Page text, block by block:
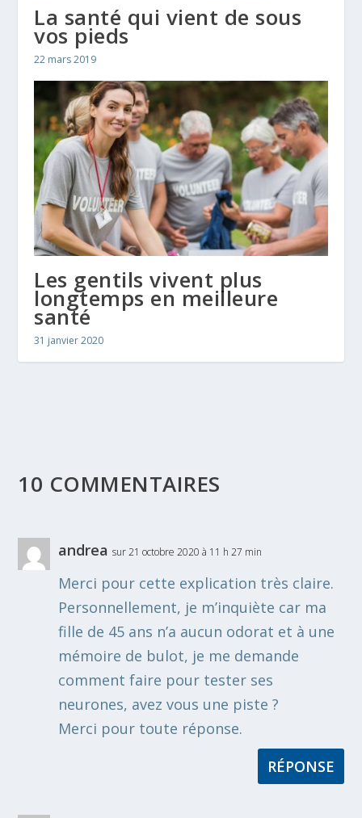
La santé qui vient de sous
vos pieds
22 mars 2019
Les gentils vivent plus
longtemps en meilleure
santé
31 janvier 2020
10 COMMENTAIRES
andrea sur 21 octobre 2020 à 11 h 27 min
Merci pour cette explication très claire.
Personnellement, je m’inquiète car ma
fille de 45 ans n’a aucun odorat et à une
mémoire de bulot, je me demande
comment faire pour tester ses
neurones, avez vous une piste ?
Merci pour toute réponse.
RÉPONSE